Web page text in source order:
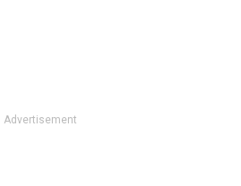
Advertisement